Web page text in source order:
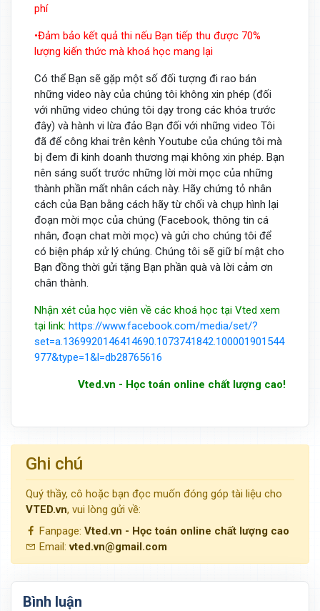
phí
•Đảm bảo kết quả thi nếu Bạn tiếp thu được 70%
lượng kiến thức mà khoá học mang lại
Có thể Bạn sẽ gặp một số đối tượng đi rao bán
những video này của chúng tôi không xin phép (đối
với những video chúng tôi dạy trong các khóa trước
đây) và hành vi lừa đảo Bạn đối với những video Tôi
đã để công khai trên kênh Youtube của chúng tôi mà
bị đem đi kinh doanh thương mại không xin phép. Bạn
nên sáng suốt trước những lời mời mọc của những
thành phần mất nhân cách này. Hãy chứng tỏ nhân
cách của Bạn bằng cách hãy từ chối và chụp hình lại
đoạn mời mọc của chúng (Facebook, thông tin cá
nhân, đoạn chat mời mọc) và gửi cho chúng tôi để
có biện pháp xử lý chúng. Chúng tôi sẽ giữ bí mật cho
Bạn đồng thời gửi tặng Bạn phần quà và lời cảm ơn
chân thành.
Nhận xét của học viên về các khoá học tại Vted xem
tại link: https://www.facebook.com/media/set/?
set=a.1369920146414690.1073741842.100001901544
977&type=1&l=db28765616
Vted.vn - Học toán online chất lượng cao!
Ghi chú
Quý thầy, cô hoặc bạn đọc muốn đóng góp tài liệu cho
VTED.vn, vui lòng gửi về:
Fanpage: Vted.vn - Học toán online chất lượng cao
Email:vted.vn@gmail.com
Bình luận